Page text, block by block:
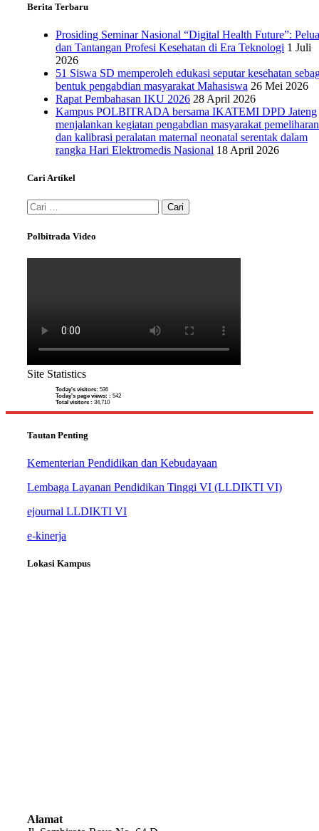
Berita Terbaru
Prosiding Seminar Nasional “Digital Health Future”:
dan Tantangan Profesi Kesehatan di Era Teknologi 1 Juli
2026
51 Siswa SD memperoleh edukasi seputar kesehatan
bentuk pengabdian masyarakat Mahasiswa 26 Mei 2026
Rapat Pembahasan IKU 2026 28 April 2026
Kampus POLBITRADA bersama IKATEMI DPD Jateng
menjalankan kegiatan pengabdian masyarakat pemeliharan
dan kalibrasi peralatan maternal neonatal serentak dalam
rangka Hari Elektromedis Nasional 18 April 2026
Cari Artikel
Cari
untuk:
Polbitrada Video
Site Statistics
Today's visitors: 536
Today's page views: : 542
Total visitors : 34,710
Tautan Penting
Kementerian Pendidikan dan Kebudayaan
Lembaga Layanan Pendidikan Tinggi VI (LLDIKTI VI)
ejournal LLDIKTI VI
e-kinerja
Lokasi Kampus
Alamat